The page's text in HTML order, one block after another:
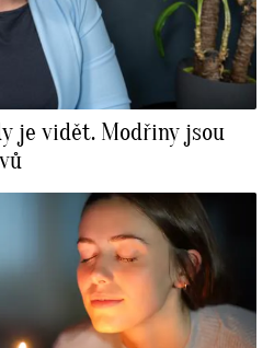
je vidět. Modřiny jsou